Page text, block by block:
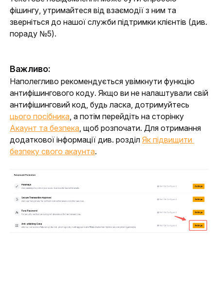
фішингу, утримайтеся від взаємодії з ним та
зверніться до нашої служби підтримки клієнтів (див.
пораду №5).
Важливо:
Наполегливо рекомендується увімкнути функцію
антифішингового коду. Якщо ви не налаштували свій
цього посібника
Акаунт та безпека, щоб розпочати. Для отримання
додаткової інформації див. розділ Як підвищити
безпеку свого акаунта.